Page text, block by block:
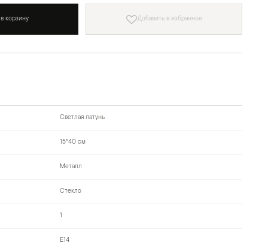
корзину Добавить в избранное
Светлая латунь
15*40 см
Металл
Стекло
1
Е14